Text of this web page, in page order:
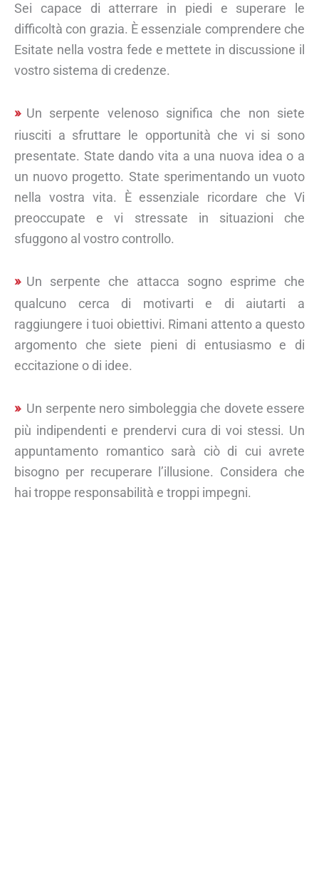
Sei capace di atterrare in piedi e superare le
difficoltà con grazia. È essenziale comprendere che
Esitate nella vostra fede e mettete in discussione il
vostro sistema di credenze.
Un serpente velenoso significa che non siete
riusciti a sfruttare le opportunità che vi si sono
presentate. State dando vita a una nuova idea o a
un nuovo progetto. State sperimentando un vuoto
nella vostra vita. È essenziale ricordare che Vi
preoccupate e vi stressate in situazioni che
sfuggono al vostro controllo.
Un serpente che attacca sogno esprime che
qualcuno cerca di motivarti e di aiutarti a
raggiungere i tuoi obiettivi. Rimani attento a questo
argomento che siete pieni di entusiasmo e di
eccitazione o di idee.
Un serpente nero simboleggia che dovete essere
più indipendenti e prendervi cura di voi stessi. Un
appuntamento romantico sarà ciò di cui avrete
bisogno per recuperare l’illusione. Considera che
hai troppe responsabilità e troppi impegni.